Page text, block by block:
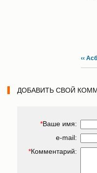
‹‹
ДОБАВИТЬ СВОЙ
*Ваше имя:
e-mail:
*Комментарий: